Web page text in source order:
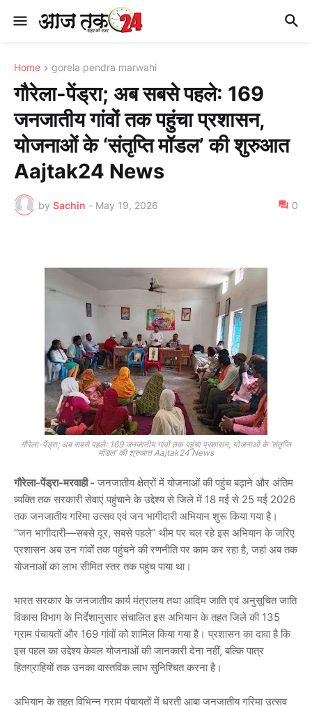
Home gorela pendra marwahi
गौरेला-पेंड्रा; अब सबसे पहले: 169
जनजातीय गांवों तक पहुंचा प्रशासन,
योजनाओं के ‘संतृप्ति मॉडल’ की शुरुआत
Aajtak24 News
by Sachin - May 19, 2026 0
गौरेला-पेंड्रा; अब सबसे पहले: 169 जनजातीय गांवों तक पहुंचा प्रशासन, योजनाओं के ‘संतृप्ति
मॉडल’ की शुरुआत Aajtak24 News
गौरेला-पेंड्रा-मरवाही - जनजातीय क्षेत्रों में योजनाओं की पहुंच बढ़ाने और अंतिम
व्यक्ति तक सरकारी सेवाएं पहुंचाने के उद्देश्य से जिले में 18 मई से 25 मई 2026
तकजनजातीय गरिमा उत्सव एवं जन भागीदारी अभियान शुरू किया गया है।
“जन भागीदारी—सबसे दूर, सबसे पहले” थीम पर चल रहे इस अभियान के जरिए
प्रशासन अब उन गांवों तक पहुंचने की रणनीति पर काम कर रहा है, जहां अब तक
योजनाओं का लाभ सीमित स्तर तक पहुंच पाया था।
भारत सरकार के जनजातीय कार्य मंत्रालय तथा आदिम जाति एवं अनुसूचित जाति
विकास विभाग के निर्देशानुसार संचालित इस अभियान के तहत जिले की 135
ग्राम पंचायतों और 169 गांवोंको शामिल किया गया है। प्रशासन का दावा है कि
इस पहल का उद्देश्य केवल योजनाओं की जानकारी देना नहीं, बल्कि पात्र
हितग्राहियों तक उनका वास्तविक लाभ सुनिश्चित करना है।
अभियान के तहत विभिन्न ग्राम पंचायतों में धरती आबा जनजातीय गरिमा उत्सव